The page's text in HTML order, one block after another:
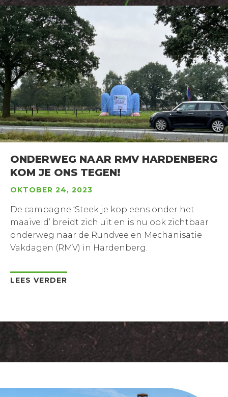
ONDERWEG NAAR RMV HARDENBERG
KOM JE ONS TEGEN!
OKTOBER 24, 2023
De campagne ‘Steek je kop eens onder het
maaiveld’ breidt zich uit en is nu ook zichtbaar
onderweg naar de Rundvee en Mechanisatie
Vakdagen (RMV) in Hardenberg.
LEES VERDER